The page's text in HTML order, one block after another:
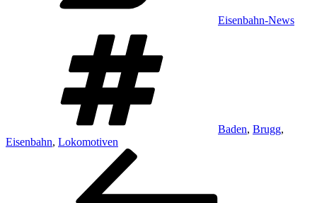
Eisenbahn-News
Baden, Brugg,
Eisenbahn, Lokomotiven
Beitragsnavigation